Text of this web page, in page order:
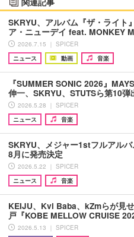
SKRYU、アルバム『ザ・ライト
ア・ニューデイ feat. MONKEY
2026.7.15 ｜ SPICER
ニュース
動画 音楽
『SUMMER SONIC 2026』
伸一、SKRYU、STUTSら第10
2026.5.28 ｜ SPICER
ニュース
音楽
SKRYU、メジャー1stフルアル
8月に発売決定
2026.5.22 ｜ SPICER
ニュース
音楽
KEIJU、Kvi Baba、kZmらが見
戸『KOBE MELLOW CRUISE
2026.5.13 ｜ SPICER